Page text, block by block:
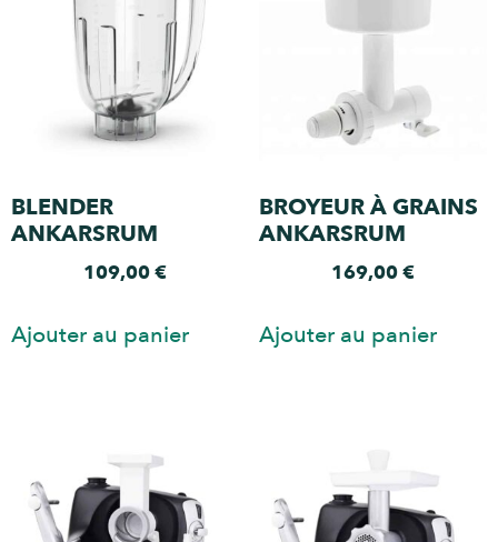
BLENDER
ANKARSRUM
109,00€
Ajouter au panier
BROYEUR À GRAINS
ANKARSRUM
169,00€
Ajouter au panier